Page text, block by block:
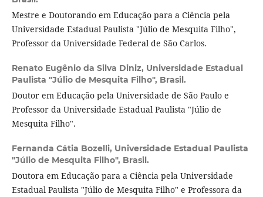
Mestre e Doutorando em Educação para a Ciência pela
Universidade Estadual Paulista "Júlio de Mesquita Filho",
Professor da Universidade Federal de São Carlos.
Renato Eugênio da Silva Diniz, Universidade Estadual
Paulista "Júlio de Mesquita Filho", Brasil.
Doutor em Educação pela Universidade de São Paulo e
Professor da Universidade Estadual Paulista "Júlio de
Mesquita Filho".
Fernanda Cátia Bozelli, Universidade Estadual Paulista
"Júlio de Mesquita Filho", Brasil.
Doutora em Educação para a Ciência pela Universidade
Estadual Paulista "Júlio de Mesquita Filho" e Professora da